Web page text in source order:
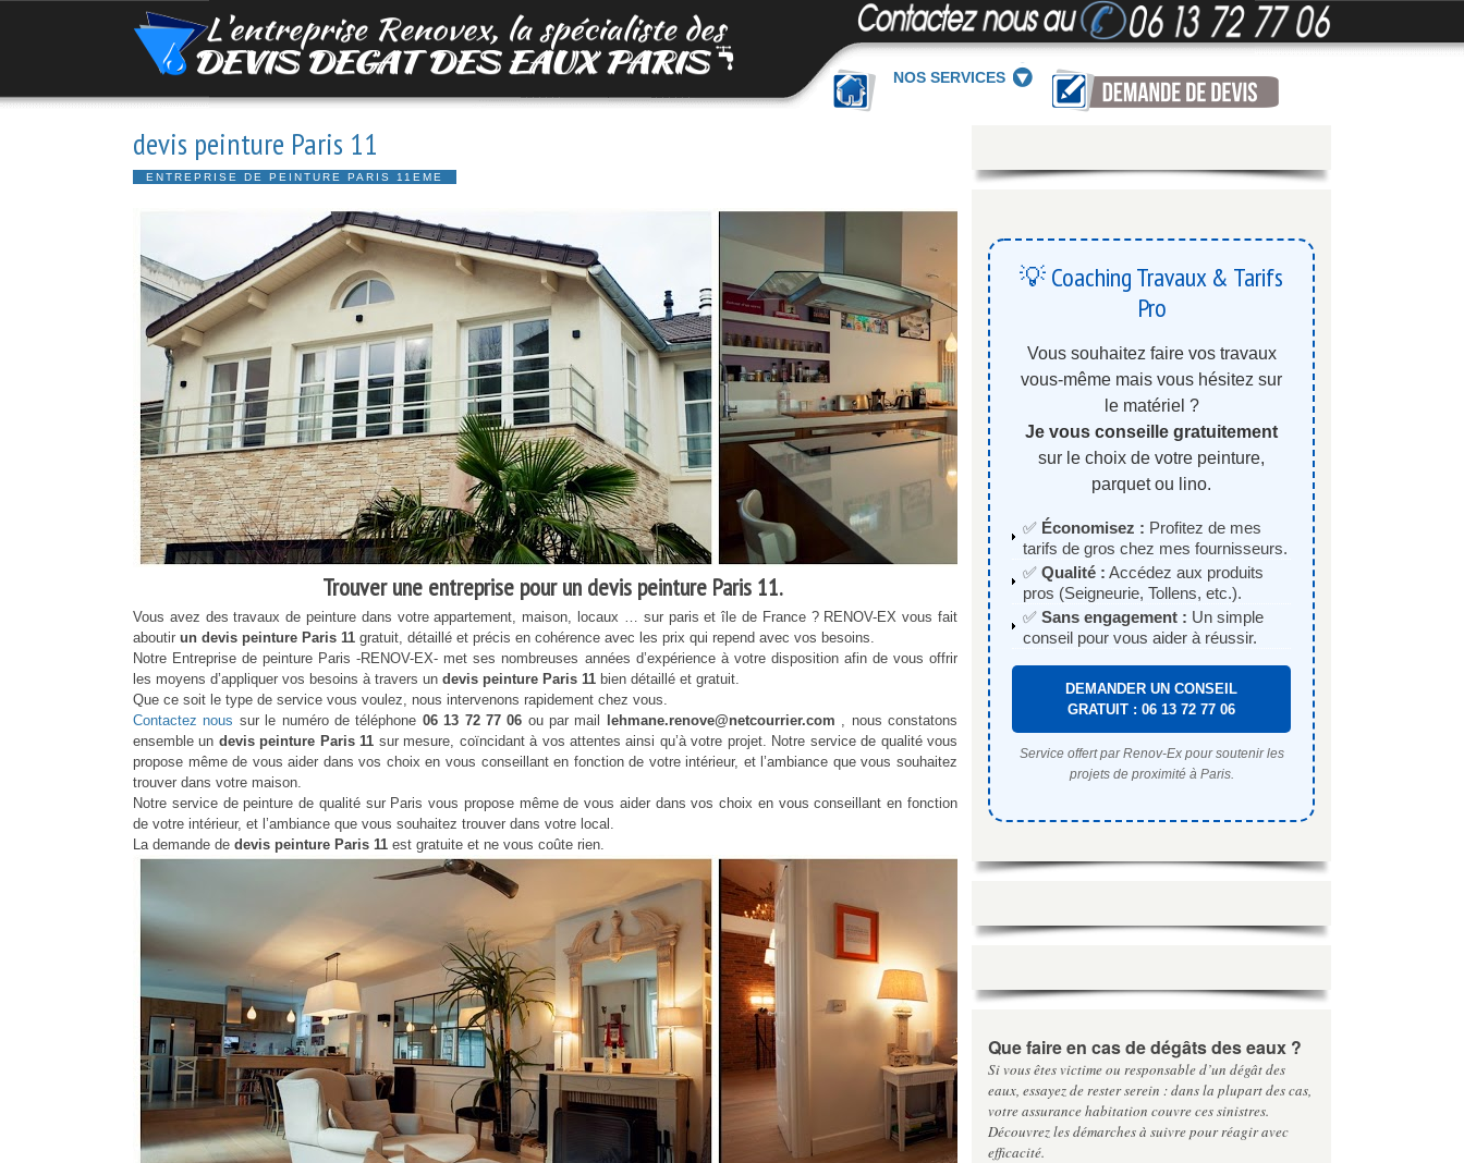
NOS SERVICES
devis peinture Paris 11
ENTREPRISE DE PEINTURE PARIS 11EME
Trouver une entreprise pour un devis peinture Paris 11.
Vous avez des travaux de peinture dans votre appartement, maison, locaux … sur paris et île de France ? RENOV-EX vous fait
aboutir un devis peinture Paris 11 gratuit, détaillé et précis en cohérence avec les prix qui repend avec vos besoins.
Notre Entreprise de peinture Paris -RENOV-EX- met ses nombreuses années d’expérience à votre disposition afin de vous offrir
les moyens d’appliquer vos besoins à travers un devis peinture Paris 11 bien détaillé et gratuit.
Que ce soit le type de service vous voulez, nous intervenons rapidement chez vous.
Contactez nous sur le numéro de téléphone 06 13 72 77 06 ou par mail lehmane.renove@netcourrier.com , nous constatons
ensemble un devis peinture Paris 11 sur mesure, coïncidant à vos attentes ainsi qu’à votre projet. Notre service de qualité vous
propose même de vous aider dans vos choix en vous conseillant en fonction de votre intérieur, et l’ambiance que vous souhaitez
trouver dans votre maison.
Notre service de peinture de qualité sur Paris vous propose même de vous aider dans vos choix en vous conseillant en fonction
de votre intérieur, et l’ambiance que vous souhaitez trouver dans votre local.
La demande de devis peinture Paris 11 est gratuite et ne vous coûte rien.
💡 Coaching Travaux & Tarifs
Pro
Vous souhaitez faire vos travaux
vous-même mais vous hésitez sur
le matériel ?
Je vous conseille gratuitement
sur le choix de votre peinture,
parquet ou lino.
✅ Économisez : Profitez de mes
tarifs de gros chez mes fournisseurs.
✅ Qualité : Accédez aux produits
pros (Seigneurie, Tollens, etc.).
✅ Sans engagement : Un simple
conseil pour vous aider à réussir.
DEMANDER UN CONSEIL
GRATUIT : 06 13 72 77 06
Service offert par Renov-Ex pour soutenir les
projets de proximité à Paris.
Que faire en cas de dégâts des eaux ?
Si vous êtes victime ou responsable d’un dégât des
eaux, essayez de rester serein : dans la plupart des cas,
votre assurance habitation couvre ces sinistres.
Découvrez les démarches à suivre pour réagir avec
efficacité.